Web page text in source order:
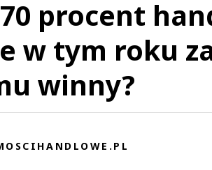
procent
w tym roku
winny?